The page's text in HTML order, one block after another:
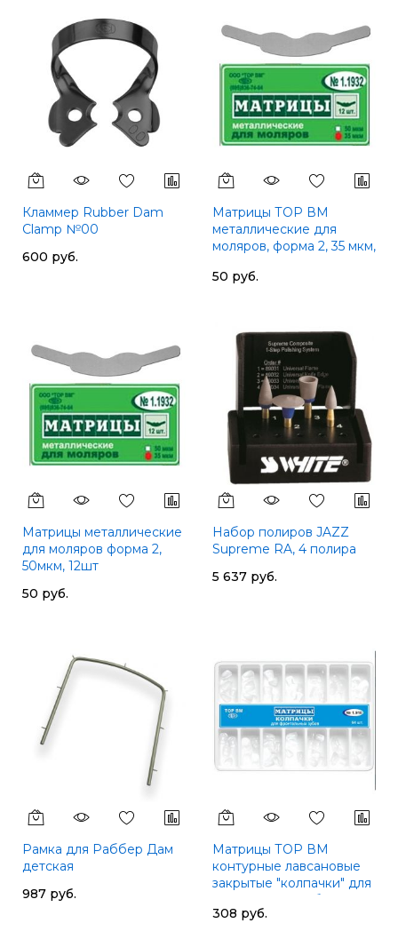
Кламмер Rubber Dam
Clamp №00
600 руб.
Матрицы ТОР ВМ
металлические для
моляров, форма 2, 35 мкм,
50 руб.
Матрицы металлические
для моляров форма 2,
50мкм, 12шт
50 руб.
Набор полиров JAZZ
Supreme RA, 4 полира
5 637 руб.
Рамка для Раббер Дам
детская
987 руб.
Матрицы ТОР ВМ
контурные лавсановые
закрытые "колпачки" для
фронтальных зубов, 64шт
308 руб.